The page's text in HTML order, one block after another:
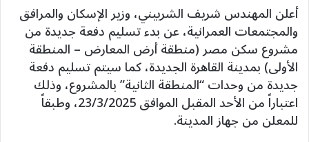
أعلن المهندس شريف الشربيني، وزير الإسكان والمرافق
والمجتمعات العمرانية، عن بدء تسليم دفعة جديدة من
مشروع سكن مصر (منطقة أرض المعارض – المنطقة
الأولى) بمدينة القاهرة الجديدة، كما سيتم تسليم دفعة
جديدة من وحدات “المنطقة الثانية” بالمشروع، وذلك
اعتباراً من الأحد المقبل الموافق 23/3/2025، وطبقاً
للمعلن من جهاز المدينة.